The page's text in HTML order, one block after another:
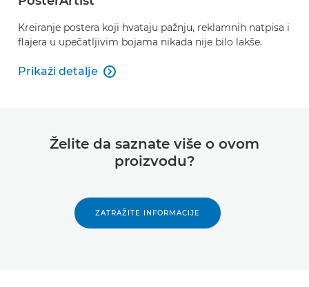
Kreiranje postera koji hvataju pažnju, reklamnih natpisa i
flajera u upečatljivim bojama nikada nije bilo lakše.
Prikaži detalje
PosterArtist

Želite da saznate više o ovom
proizvodu?
ZATRAŽITE INFORMACIJE